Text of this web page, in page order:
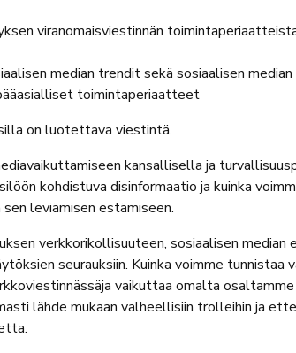
viranomaisviestinnän
median trendit sekä sosiaalisen
toimintaperiaatteet
on luotettava viestintä.
kansallisella ja
kohdistuva disinformaatio ja kuinka
leviämisen estämiseen.
verkkorikollisuuteen, sosiaalisen median
seurauksiin. Kuinka voimme tunnistaa
vaikuttaa omalta
lähde mukaan valheellisiin trolleihin ja